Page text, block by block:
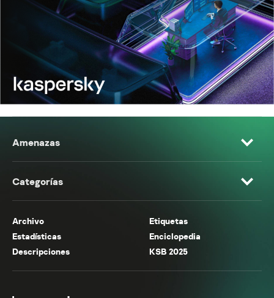
Amenazas
Categorías
Archivo
Etiquetas
Estadísticas
Enciclopedia
Descripciones
KSB 2025